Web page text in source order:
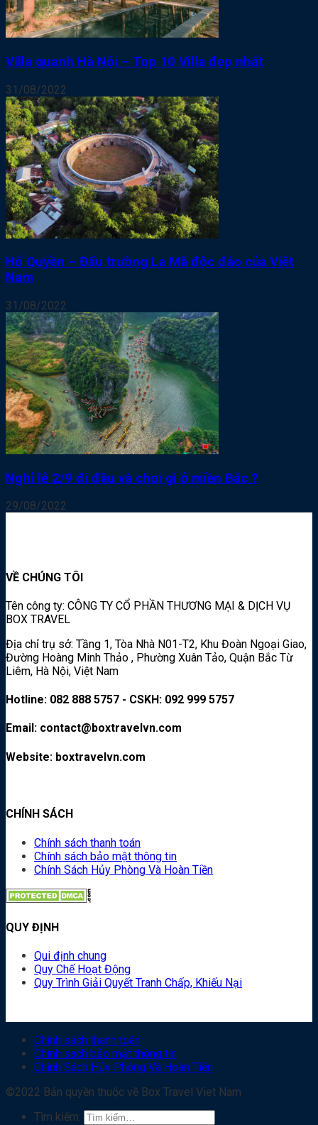
Villa quanh Hà Nội – Top 10 Villa đẹp nhất
31/08/2022
Hổ Quyền – Đấu trường La Mã độc đáo của Việt
Nam
31/08/2022
Nghỉ lễ 2/9 đi đâu và chơi gì ở miền Bắc ?
29/08/2022
VỀ CHÚNG TÔI
Tên công ty: CÔNG TY CỔ PHẦN THƯƠNG MẠI & DỊCH VỤ
BOX TRAVEL
Địa chỉ trụ sở: Tầng 1, Tòa Nhà N01-T2, Khu Đoàn Ngoại Giao,
Đường Hoàng Minh Thảo , Phường Xuân Tảo, Quận Bắc Từ
Liêm, Hà Nội, Việt Nam
Hotline: 082 888 5757 - CSKH: 092 999 5757
Email: contact@boxtravelvn.com
Website: boxtravelvn.com
CHÍNH SÁCH
Chính sách thanh toán
Chính sách bảo mật thông tin
Chính Sách Hủy Phòng Và Hoàn Tiền
QUY ĐỊNH
Qui định chung
Quy Chế Hoạt Động
Quy Trình Giải Quyết Tranh Chấp, Khiếu Nại
Chính sách thanh toán
Chính sách bảo mật thông tin
Chính Sách Hủy Phòng Và Hoàn Tiền
©2022 Bản quyền thuộc về Box Travel Viet Nam
Tìm kiếm: